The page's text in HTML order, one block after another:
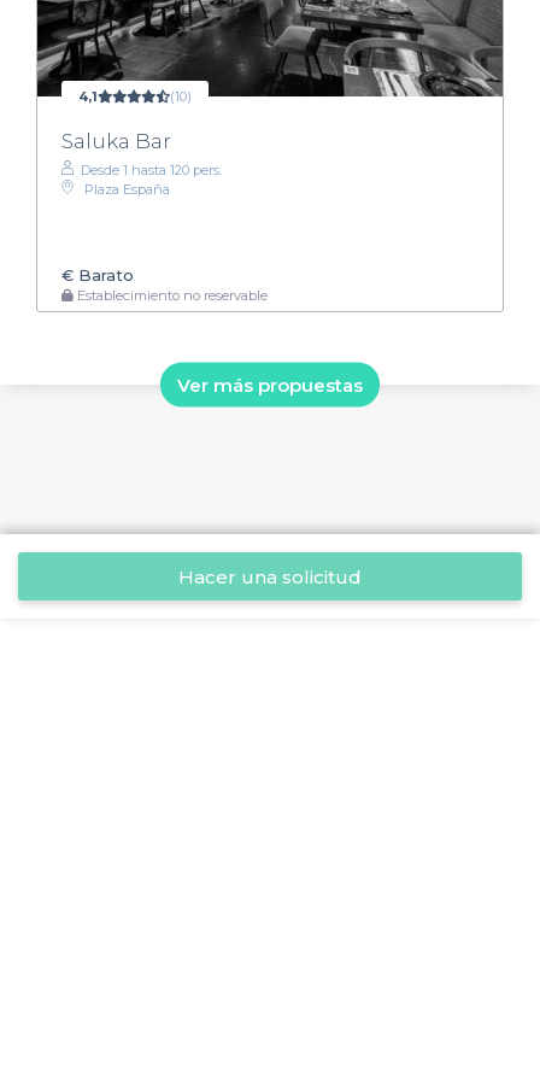
4,1 (10)
Saluka Bar
Desde 1 hasta 120 pers.
Plaza España
€ Barato
Establecimiento no reservable
Ver más propuestas
Hacer una solicitud